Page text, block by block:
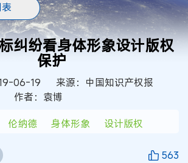
纠纷看身体形象设计版权
保护
06-19
来源：中国知识产权报
作者：袁博
伦纳德 身体形象 设计版权
563